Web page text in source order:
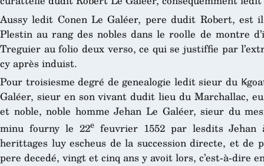
Aussy ledit Conen Le Galéer, pere dudit Robert, est
Plestin au rang des nobles dans le roolle de montre
Treguier au folio deux verso, ce qui se justiffie par
cy après induist.
Pour troisiesme degré de genealogie ledit sieur du
Galéer, sieur en son vivant dudit lieu du Marchallac,
et noble, noble homme Jehan Le Galéer, sieur du
minu fourny le 22efeuvrier 1552 par lesdits Jehan
herittages luy escheus de la succession directe, et
pere decedé, vingt et cinq ans y avoit lors, c’est-à-dire